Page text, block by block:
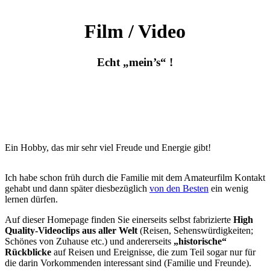
Film / Video
Echt „mein’s“ !
Ein Hobby, das mir sehr viel Freude und Energie gibt!
Ich habe schon früh durch die Familie mit dem Amateurfilm Kontakt
gehabt und dann später diesbezüglich von den Besten ein wenig
lernen dürfen.
Auf dieser Homepage finden Sie einerseits selbst fabrizierte High
Quality-Videoclips aus aller Welt (Reisen, Sehenswürdigkeiten;
Schönes von Zuhause etc.) und andererseits „historische“
Rückblicke auf Reisen und Ereignisse, die zum Teil sogar nur für
die darin Vorkommenden interessant sind (Familie und Freunde).